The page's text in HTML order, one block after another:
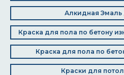
Алкидная Эмаль
Краска для пола по бетону
Краска для пола по
Краски для